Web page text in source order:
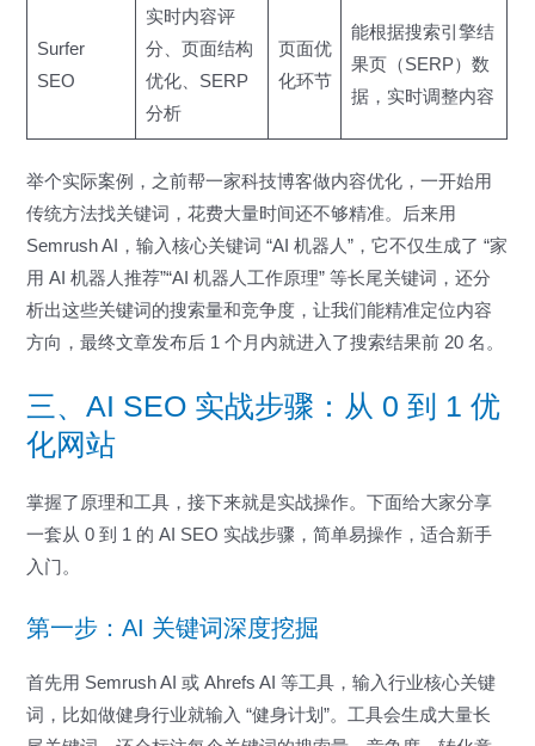
Surfer
SEO
实时内容评
分、页面结构
优化、SERP
分析
页面优
化环节
能根据搜索引擎结
果页（SERP）数
据，实时调整内容
举个实际案例，之前帮一家科技博客做内容优化，一开始用
传统方法找关键词，花费大量时间还不够精准。后来用
Semrush AI，输入核心关键词 “AI 机器人”，它不仅生成了 “家
用 AI 机器人推荐”“AI 机器人工作原理” 等长尾关键词，还分
析出这些关键词的搜索量和竞争度，让我们能精准定位内容
方向，最终文章发布后 1 个月内就进入了搜索结果前 20 名。
三、AI SEO 实战步骤：从 0 到 1 优
化网站
掌握了原理和工具，接下来就是实战操作。下面给大家分享
一套从 0 到 1 的 AI SEO 实战步骤，简单易操作，适合新手
入门。
第一步：AI 关键词深度挖掘
首先用 Semrush AI 或 Ahrefs AI 等工具，输入行业核心关键
词，比如做健身行业就输入 “健身计划”。工具会生成大量长